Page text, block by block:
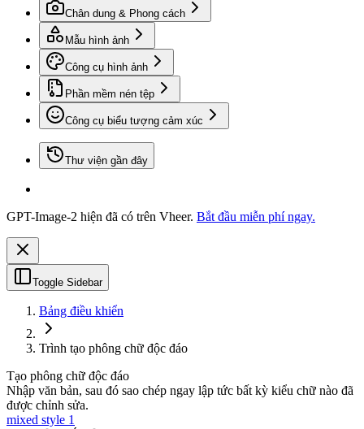
Chân dung & Phong cách
Mẫu hình ảnh
Công cụ hình ảnh
Phần mềm nén tệp
Công cụ biểu tượng cảm xúc
Thư viện gần đây
GPT-Image-2 hiện đã có trên Vheer. Bắt đầu miễn phí ngay.
Toggle Sidebar
Bảng điều khiển
Trình tạo phông chữ độc đáo
Tạo phông chữ độc đáo
Nhập văn bản, sau đó sao chép ngay lập tức bất kỳ kiểu chữ nào đã
được chỉnh sửa.
mixed style 1